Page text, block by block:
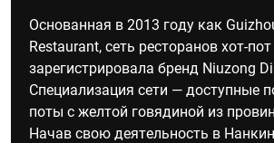
Основанная в 2013 году как
Restaurant, сеть ресторанов хот-пот
зарегистрировала бренд Niuzong
Специализация сети — доступные
поты с желтой говядиной из
Начав свою деятельность в